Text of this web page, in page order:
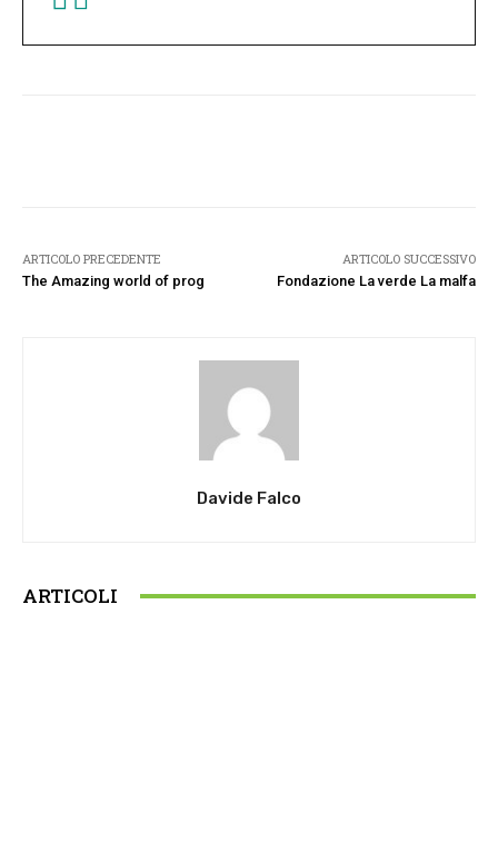
ARTICOLO PRECEDENTE
The Amazing world of prog
ARTICOLO SUCCESSIVO
Fondazione La verde La malfa
Davide Falco
ARTICOLI